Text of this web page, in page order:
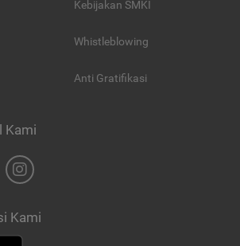
Kebijakan SMKI
Whistleblowing
Anti Gratifikasi
Kami
Kami